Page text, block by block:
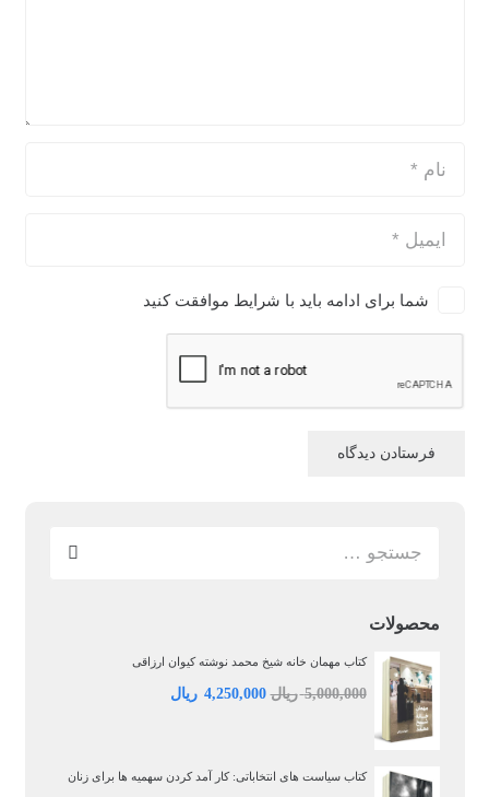
شما برای ادامه باید با شرایط موافقت کنید
فرستادن دیدگاه
محصولات
کتاب مهمان خانه شیخ محمد نوشته کیوان ارزاقی
5,000,000 ریال 4,250,000 ریال
کتاب سیاست‌ های انتخاباتی: کار آمد کردن سهمیه‌ ها برای زنان